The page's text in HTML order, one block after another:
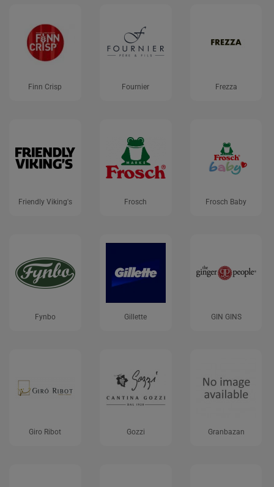
Finn Crisp Fournier Frezza
Friendly Viking's Frosch Frosch Baby
Fynbo Gillette GIN GINS
Giro Ribot Gozzi Granbazan